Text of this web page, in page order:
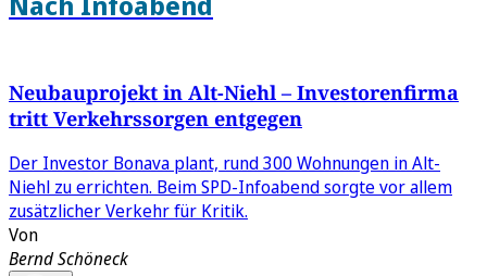
Neubauprojekt in Alt-Niehl – Investorenfirma
tritt Verkehrssorgen entgegen
Der Investor Bonava plant, rund 300 Wohnungen in Alt-
Niehl zu errichten. Beim SPD-Infoabend sorgte vor allem
zusätzlicher Verkehr für Kritik.
Von
Bernd Schöneck